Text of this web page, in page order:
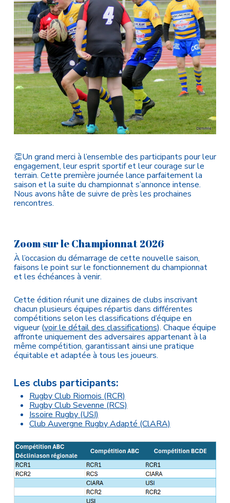
👏Un grand merci à l’ensemble des participants pour leur
engagement, leur esprit sportif et leur courage sur le
terrain. Cette première journée lance parfaitement la
saison et la suite du championnat s’annonce intense.
Nous avons hâte de suivre de près les prochaines
rencontres.
Zoom sur le Championnat 2026
À l’occasion du démarrage de cette nouvelle saison,
faisons le point sur le fonctionnement du championnat
et les échéances à venir.
Cette édition réunit une dizaines de clubs inscrivant
chacun plusieurs équipes répartis dans différentes
compétitions selon les classifications d’équipe en
vigueur (voir le détail des classifications). Chaque équipe
affronte uniquement des adversaires appartenant à la
même compétition, garantissant ainsi une pratique
équitable et adaptée à tous les joueurs.
Les clubs participants:
Rugby Club Riomois (RCR)
Rugby Club Sevenne (RCS)
Issoire Rugby (USI)
Club Auvergne Rugby Adapté (ClARA)